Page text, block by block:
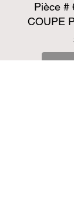
Pièce #
COUPE